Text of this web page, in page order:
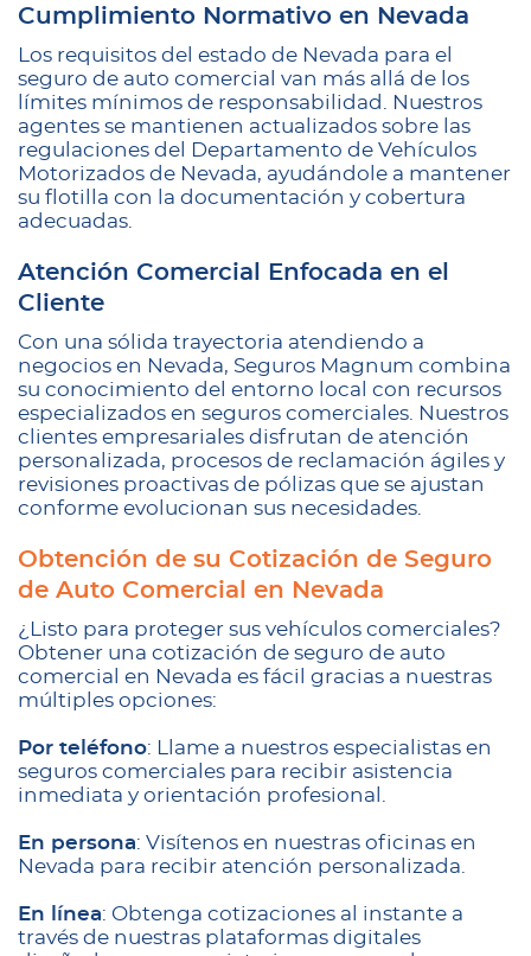
Cumplimiento Normativo en Nevada
Los requisitos del estado de Nevada para el
seguro de auto comercial van más allá de los
límites mínimos de responsabilidad. Nuestros
agentes se mantienen actualizados sobre las
regulaciones del Departamento de Vehículos
Motorizados de Nevada, ayudándole a mantener
su flotilla con la documentación y cobertura
adecuadas.
Atención Comercial Enfocada en el
Cliente
Con una sólida trayectoria atendiendo a
negocios en Nevada, Seguros Magnum combina
su conocimiento del entorno local con recursos
especializados en seguros comerciales. Nuestros
clientes empresariales disfrutan de atención
personalizada, procesos de reclamación ágiles y
revisiones proactivas de pólizas que se ajustan
conforme evolucionan sus necesidades.
Obtención de su Cotización de Seguro
de Auto Comercial en Nevada
¿Listo para proteger sus vehículos comerciales?
Obtener una cotización de seguro de auto
comercial en Nevada es fácil gracias a nuestras
múltiples opciones:
Por teléfono: Llame a nuestros especialistas en
seguros comerciales para recibir asistencia
inmediata y orientación profesional.
En persona: Visítenos en nuestras oficinas en
Nevada para recibir atención personalizada.
En línea: Obtenga cotizaciones al instante a
través de nuestras plataformas digitales